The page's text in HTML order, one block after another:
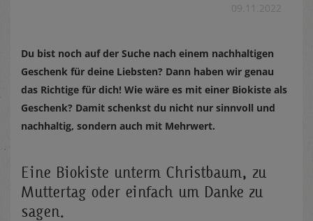
09.11.2022
Du bist noch auf der Suche nach einem nachhaltigen
Geschenk für deine Liebsten? Dann haben wir genau
das Richtige für dich! Wie wäre es mit einer Biokiste als
Geschenk? Damit schenkst du nicht nur sinnvoll und
nachhaltig, sondern auch mit Mehrwert.
Eine Biokiste unterm Christbaum, zu
Muttertag oder einfach um Danke zu
sagen.